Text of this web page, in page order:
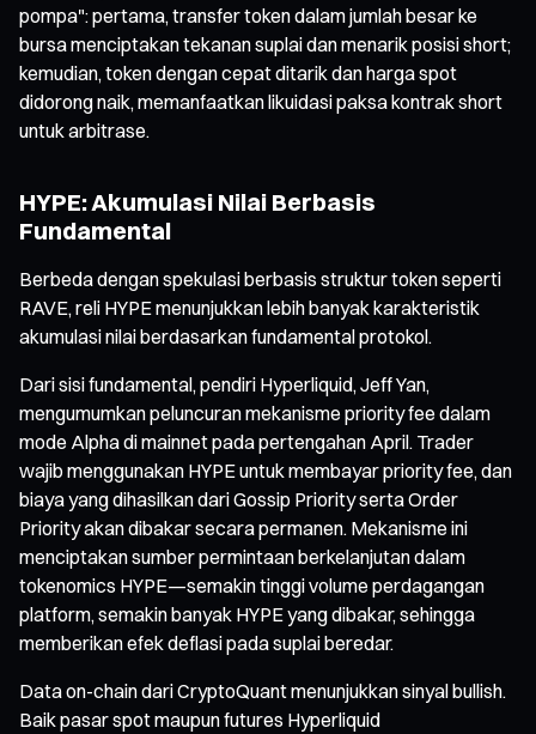
pompa": pertama, transfer token dalam jumlah besar ke
bursa menciptakan tekanan suplai dan menarik posisi short;
kemudian, token dengan cepat ditarik dan harga spot
didorong naik, memanfaatkan likuidasi paksa kontrak short
untuk arbitrase.
HYPE: Akumulasi Nilai Berbasis
Fundamental
Berbeda dengan spekulasi berbasis struktur token seperti
RAVE, reli HYPE menunjukkan lebih banyak karakteristik
akumulasi nilai berdasarkan fundamental protokol.
Dari sisi fundamental, pendiri Hyperliquid, Jeff Yan,
mengumumkan peluncuran mekanisme priority fee dalam
mode Alpha di mainnet pada pertengahan April. Trader
wajib menggunakan HYPE untuk membayar priority fee, dan
biaya yang dihasilkan dari Gossip Priority serta Order
Priority akan dibakar secara permanen. Mekanisme ini
menciptakan sumber permintaan berkelanjutan dalam
tokenomics HYPE—semakin tinggi volume perdagangan
platform, semakin banyak HYPE yang dibakar, sehingga
memberikan efek deflasi pada suplai beredar.
Data on-chain dari CryptoQuant menunjukkan sinyal bullish.
Baik pasar spot maupun futures Hyperliquid